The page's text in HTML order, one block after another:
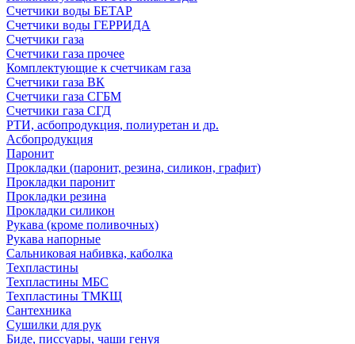
Счетчики воды БЕТАР
Счетчики воды ГЕРРИДА
Счетчики газа
Счетчики газа прочее
Комплектующие к счетчикам газа
Счетчики газа ВК
Счетчики газа СГБМ
Счетчики газа СГД
РТИ, асбопродукция, полиуретан и др.
Асбопродукция
Паронит
Прокладки (паронит, резина, силикон, графит)
Прокладки паронит
Прокладки резина
Прокладки силикон
Рукава (кроме поливочных)
Рукава напорные
Сальниковая набивка, каболка
Техпластины
Техпластины МБС
Техпластины ТМКЩ
Сантехника
Сушилки для рук
Биде, писсуары, чаши генуя